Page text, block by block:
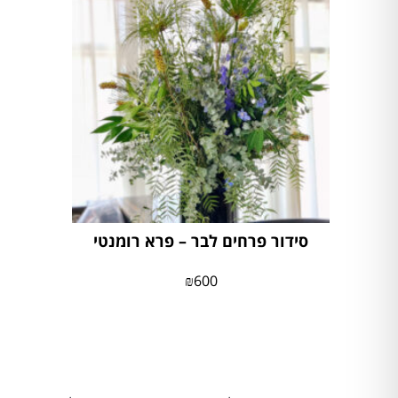
סידור פרחים לבר – פרא רומנטי
₪600